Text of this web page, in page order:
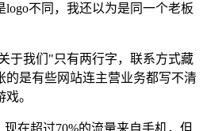
不同，我还以为是同一个老板
于我们"只有两行字，联系方式藏
的是有些网站连主营业务都写不清
。
在超过70%的流量来自手机，但